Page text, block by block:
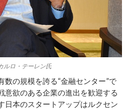
ルロ・テーレン氏
の規模を誇る“金融センター”で
意欲のある企業の進出を歓迎する
日本のスタートアップはルクセン